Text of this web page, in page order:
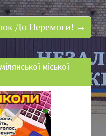
До Перемоги! →
міської